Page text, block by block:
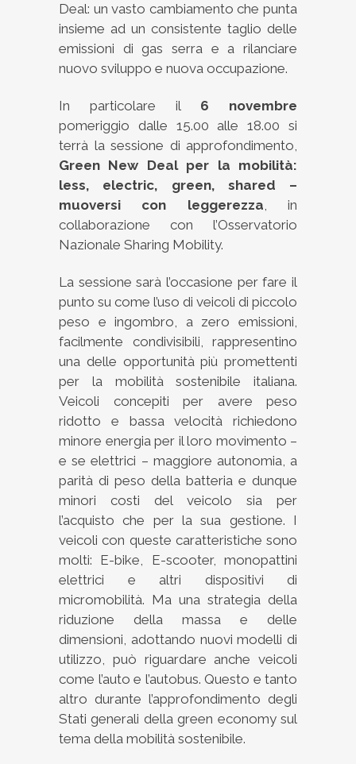
Deal: un vasto cambiamento che punta
insieme ad un consistente taglio delle
emissioni di gas serra e a rilanciare
nuovo sviluppo e nuova occupazione.
In particolare il 6 novembre
pomeriggio dalle 15.00 alle 18.00 si
terrà la sessione di approfondimento,
Green New Deal per la mobilità:
less, electric, green, shared –
muoversi con leggerezza, in
collaborazione con l’Osservatorio
Nazionale Sharing Mobility.
La sessione sarà l’occasione per fare il
punto su come l’uso di veicoli di piccolo
peso e ingombro, a zero emissioni,
facilmente condivisibili, rappresentino
una delle opportunità più promettenti
per la mobilità sostenibile italiana.
Veicoli concepiti per avere peso
ridotto e bassa velocità richiedono
minore energia per il loro movimento –
e se elettrici – maggiore autonomia, a
parità di peso della batteria e dunque
minori costi del veicolo sia per
l’acquisto che per la sua gestione. I
veicoli con queste caratteristiche sono
molti: E-bike, E-scooter, monopattini
elettrici e altri dispositivi di
micromobilità. Ma una strategia della
riduzione della massa e delle
dimensioni, adottando nuovi modelli di
utilizzo, può riguardare anche veicoli
come l’auto e l’autobus. Questo e tanto
altro durante l’approfondimento degli
Stati generali della green economy sul
tema della mobilità sostenibile.